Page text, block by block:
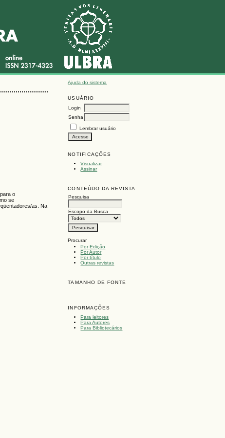
Ajuda do sistema
USUÁRIO
Login
Senha
Lembrar usuário
NOTIFICAÇÕES
Visualizar
Assinar
CONTEÚDO DA REVISTA
Pesquisa
Escopo da Busca
Procurar
Por Edição
Por Autor
Por título
Outras revistas
TAMANHO DE FONTE
INFORMAÇÕES
Para leitores
Para Autores
Para Bibliotecários
o
se
as. Na